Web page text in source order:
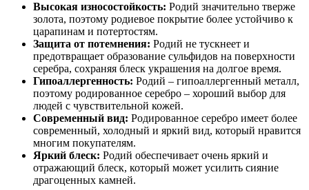
Высокая износостойкость: Родий значительно тверже
золота, поэтому родиевое покрытие более устойчиво к
царапинам и потертостям.
Защита от потемнения: Родий не тускнеет и
предотвращает образование сульфидов на поверхности
серебра, сохраняя блеск украшения на долгое время.
Гипоаллергенность: Родий – гипоаллергенный металл,
поэтому родированное серебро – хороший выбор для
людей с чувствительной кожей.
Современный вид: Родированное серебро имеет более
современный, холодный и яркий вид, который нравится
многим покупателям.
Яркий блеск: Родий обеспечивает очень яркий и
отражающий блеск, который может усилить сияние
драгоценных камней.